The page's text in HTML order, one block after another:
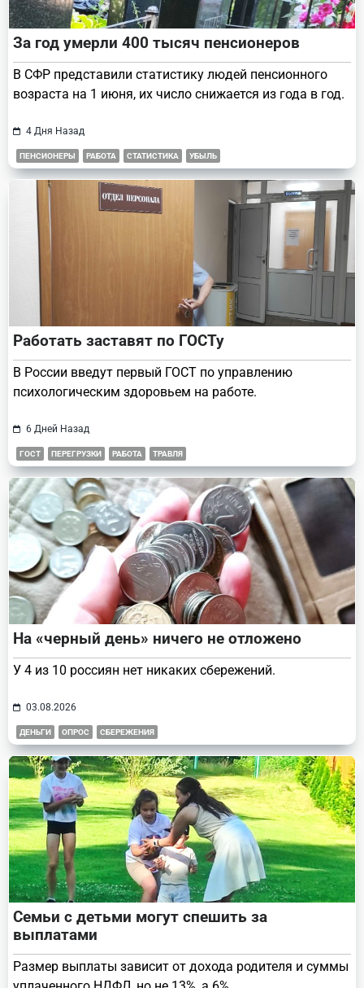
За год умерли 400 тысяч пенсионеров
В СФР представили статистику людей пенсионного
возраста на 1 июня, их число снижается из года в год.
4 Дня Назад
ПЕНСИОНЕРЫ РАБОТА СТАТИСТИКА УБЫЛЬ
Работать заставят по ГОСТу
В России введут первый ГОСТ по управлению
психологическим здоровьем на работе.
6 Дней Назад
ГОСТ ПЕРЕГРУЗКИ РАБОТА ТРАВЛЯ
На «черный день» ничего не отложено
У 4 из 10 россиян нет никаких сбережений.
03.08.2026
ДЕНЬГИ ОПРОС СБЕРЕЖЕНИЯ
Семьи с детьми могут спешить за
выплатами
Размер выплаты зависит от дохода родителя и суммы